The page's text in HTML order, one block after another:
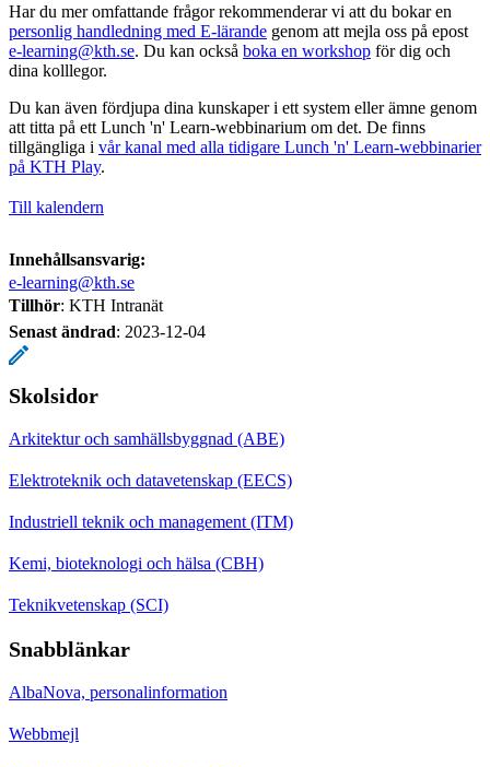
Har du mer omfattande frågor rekommenderar vi att du bokar en
personlig handledning med E-lärande genom att mejla oss på epost
e-learning@kth.se. Du kan också boka en workshop för dig och
dina kolllegor.
Du kan även fördjupa dina kunskaper i ett system eller ämne genom
att titta på ett Lunch 'n' Learn-webbinarium om det. De finns
tillgängliga i vår kanal med alla tidigare Lunch 'n' Learn-webbinarier
på KTH Play.
Till kalendern
Innehållsansvarig:
e-learning@kth.se
Tillhör: KTH Intranät
Senast ändrad: 2023-12-04
Skolsidor
Arkitektur och samhällsbyggnad (ABE)
Elektroteknik och datavetenskap (EECS)
Industriell teknik och management (ITM)
Kemi, bioteknologi och hälsa (CBH)
Teknikvetenskap (SCI)
Snabblänkar
AlbaNova, personalinformation
Webbmejl